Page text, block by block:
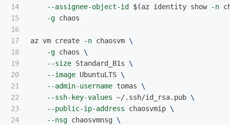
14
15
16
17
18
19
20
21
22
23
24
--assignee-object-id
$(az identity show -n
-g chaos
az vm create -n chaosvm \
-g chaos \
--size Standard_B1s \
--image UbuntuLTS \
--admin-username tomas \
--ssh-key-values ~/.ssh/id_rsa.pub \
--public-ip-address chaosvmip \
--nsg chaosvmnsg \